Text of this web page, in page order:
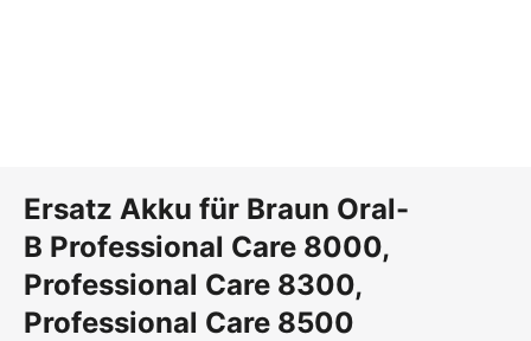
Ersatz Akku für Braun Oral-
B Professional Care 8000,
Professional Care 8300,
Professional Care 8500